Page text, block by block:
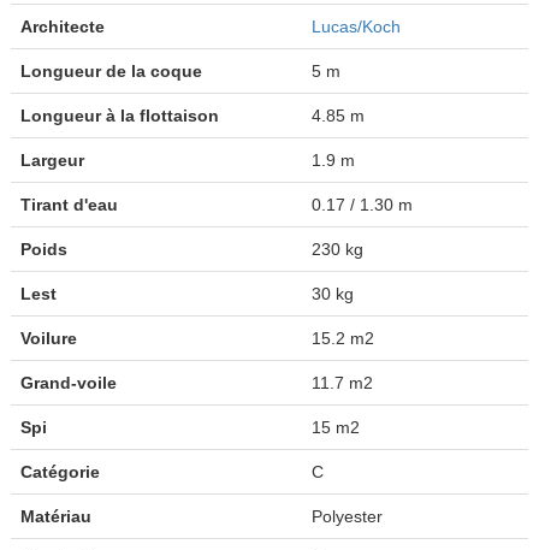
Architecte Lucas/Koch
Longueur de la coque 5 m
Longueur à la flottaison 4.85 m
Largeur 1.9 m
Tirant d'eau 0.17 / 1.30 m
Poids 230 kg
Lest 30 kg
Voilure 15.2 m2
Grand-voile 11.7 m2
Spi 15 m2
Catégorie C
Matériau Polyester